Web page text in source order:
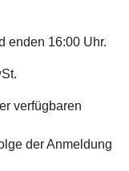
enden 16:00 Uhr.
verfügbaren
der Anmeldung